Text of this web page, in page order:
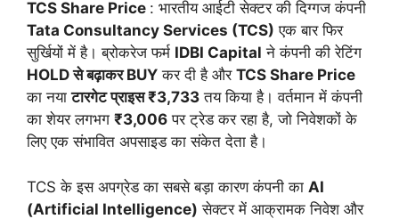
TCS Share Price : भारतीय आईटी सेक्टर की दिग्गज कंपनी
Tata Consultancy Services (TCS) एक बार फिर
सुर्खियों में है। ब्रोकरेज फर्म IDBI Capital ने कंपनी की रेटिंग
HOLD से बढ़ाकर BUY कर दी है और TCS Share Price
का नयाटारगेट प्राइस ₹3,733 तय किया है। वर्तमान में कंपनी
का शेयर लगभग ₹3,006 पर ट्रेड कर रहा है, जो निवेशकों के
लिए एक संभावित अपसाइड का संकेत देता है।
TCS के इस अपग्रेड का सबसे बड़ा कारण कंपनी का AI
(Artificial Intelligence) सेक्टर में आक्रामक निवेश और